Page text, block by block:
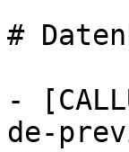
#
-
de-